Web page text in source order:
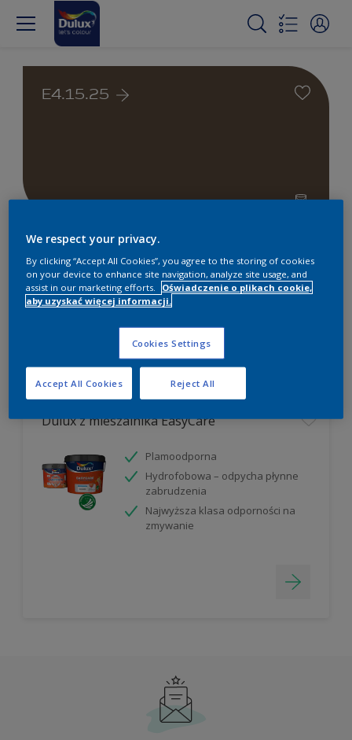
E4.15.25
Farby białe i kolorowe do
wnętrz i na zewnątrz
1Produkty znalezione
Filter
Dulux z mieszalnika EasyCare
Plamoodporna
Hydrofobowa – odpycha płynne
zabrudzenia
Najwyższa klasa odporności na
zmywanie
We respect your privacy.
By clicking “Accept All Cookies”, you agree to the storing of cookies
on your device to enhance site navigation, analyze site usage, and
assist in our marketing efforts.
Oświadczenie o plikach cookie,
aby uzyskać więcej informacji.
Cookies Settings
Reject All
Accept All Cookies